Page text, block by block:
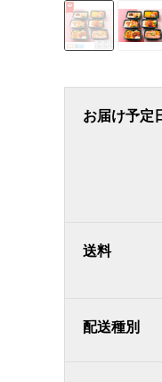
お届け予定
送料
配送種別